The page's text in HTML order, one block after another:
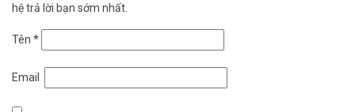
hệ trả lời bạn sớm nhất.
Tên *
Email